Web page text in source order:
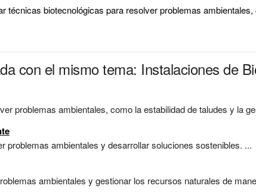
técnicas biotecnológicas para resolver problemas
con el mismo tema: Instalaciones de
problemas ambientales, como la estabilidad de taludes y la
problemas ambientales y desarrollar soluciones sostenibles. ...
ambientales y gestionar los recursos naturales de